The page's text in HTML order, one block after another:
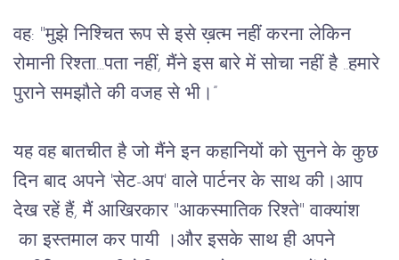
वह: "मुझे निश्चित रूप से इसे ख़त्म नहीं करना लेकिन
रोमानी रिश्ता...पता नहीं, मैंने इस बारे में सोचा नहीं है ..हमारे
पुराने समझौते की वजह से भी।”
यह वह बातचीत है जो मैंने इन कहानियों को सुनने के कुछ
दिन बाद अपने 'सेट-अप' वाले पार्टनर के साथ की।आप
देख रहें हैं, मैं आखिरकार "आकस्मातिक रिश्ते" वाक्यांश
का इस्तमाल कर पायी ।और इसके साथ ही अपने